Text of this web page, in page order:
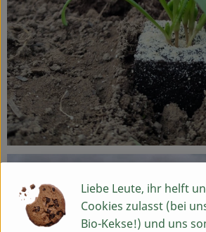
Liebe Leute, ihr helft
Cookies zulasst (bei
Bio-Kekse!) und uns